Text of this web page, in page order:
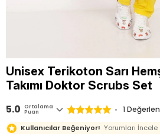
Unisex Terikoton Sarı
Takımı Doktor Scrubs Set
5.0 Ortalama
Puan 1
Kullanıcılar Beğeniyor! Yorumları İncele